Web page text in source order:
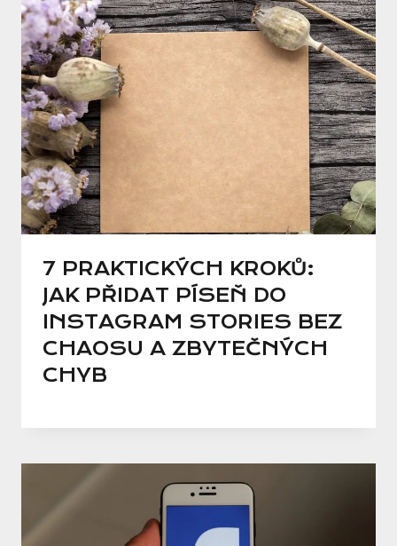
7 PRAKTICKÝCH KROKŮ:
JAK PŘIDAT PÍSEŇ DO
INSTAGRAM STORIES BEZ
CHAOSU A ZBYTEČNÝCH
CHYB